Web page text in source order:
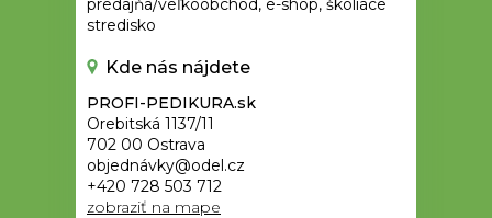
predajňa/veľkoobchod, e-shop, školiace
stredisko
Kde nás nájdete
PROFI-PEDIKURA.sk
Orebitská 1137/11
702 00 Ostrava
objednávky@odel.cz
+420 728 503 712
zobraziť na mape